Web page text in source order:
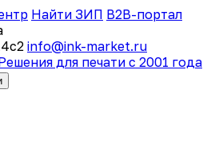
Найти ЗИП B2B-портал
info@ink-market.ru
для печати с 2001 года